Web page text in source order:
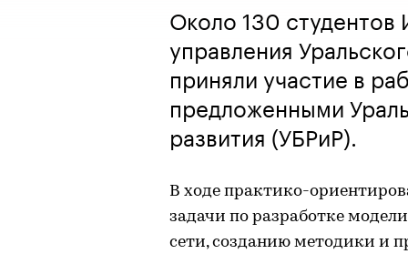
Около 130 студентов
управления
приняли участие в
предложенными
развития (УБРиР).
В ходе практико-
задачи по разработке
сети, созданию методики и